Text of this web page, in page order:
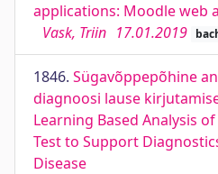
applications: Moodle web
Vask, Triin 17.01.2019
1846. Sügavõppepõhine
diagnoosi lause
Learning Based Analysis
Test to Support
Disease